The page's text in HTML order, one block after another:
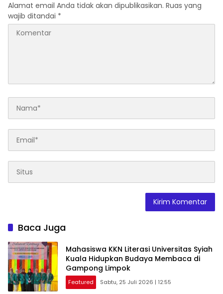
Alamat email Anda tidak akan dipublikasikan. Ruas yang
wajib ditandai *
Baca Juga
Mahasiswa KKN Literasi Universitas Syiah
Kuala Hidupkan Budaya Membaca di
Gampong Limpok
Featured Sabtu, 25 Juli 2026 | 12:55